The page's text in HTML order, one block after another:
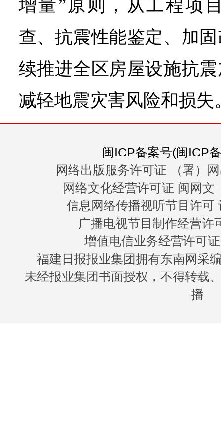
增量”原则，从工程项
查、抗震性能鉴定、加
续推进全区房屋设施抗
减轻地震灾害风险和损失
闽ICP备案号(闽ICP
网络出版服务许可证 （署）
网络文化经营许可证 闽网文
信息网络传播视听节目许可
广播电视节目制作经营许
增值电信业务经营许可
福建日报报业集团拥有东南网采
未经报业集团书面授权，不得转载
播